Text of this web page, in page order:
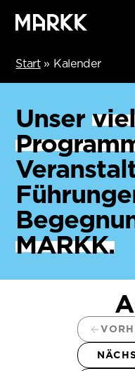
Start» Kalender
Unser
MARKK.